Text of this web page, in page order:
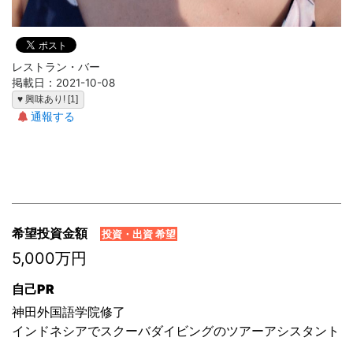
レストラン・バー
掲載日：2021-10-08
♥ 興味あり! [1]
通報する
希望投資金額 投資・出資 希望
5,000万円
自己PR
神田外国語学院修了
インドネシアでスクーバダイビングのツアーアシスタント